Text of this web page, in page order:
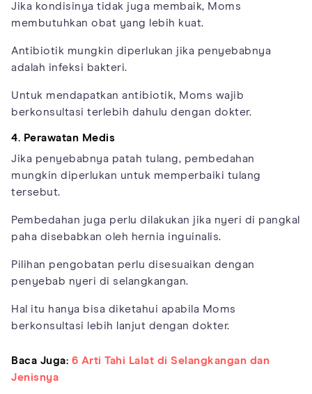
Jika kondisinya tidak juga membaik, Moms
membutuhkan obat yang lebih kuat.
Antibiotik mungkin diperlukan jika penyebabnya
adalah infeksi bakteri.
Untuk mendapatkan antibiotik, Moms wajib
berkonsultasi terlebih dahulu dengan dokter.
4. Perawatan Medis
Jika penyebabnya patah tulang, pembedahan
mungkin diperlukan untuk memperbaiki tulang
tersebut.
Pembedahan juga perlu dilakukan jika nyeri di pangkal
paha disebabkan oleh hernia inguinalis.
Pilihan pengobatan perlu disesuaikan dengan
penyebab nyeri di selangkangan.
Hal itu hanya bisa diketahui apabila Moms
berkonsultasi lebih lanjut dengan dokter.
Baca Juga: 6 Arti Tahi Lalat di Selangkangan dan
Jenisnya